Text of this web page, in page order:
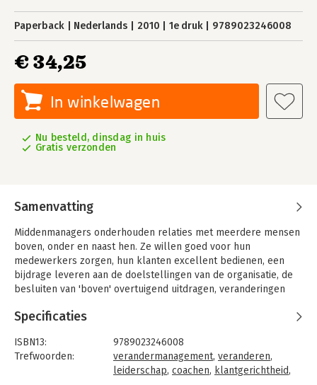
Paperback Nederlands 2010 1e druk 9789023246008
€ 34,25
In winkelwagen
Nu besteld, dinsdag in huis
Gratis verzonden
Samenvatting
Middenmanagers onderhouden relaties met meerdere mensen
boven, onder en naast hen. Ze willen goed voor hun
medewerkers zorgen, hun klanten excellent bedienen, een
bijdrage leveren aan de doelstellingen van de organisatie, de
besluiten van 'boven' overtuigend uitdragen, veranderingen
middenmanagers en tegelijk zorgen dat ze zelf plezier houden
zich niet over de kop werken. Soms wijzen al die belangen in
dezelfde richting, vaak niet. Veel middenmanagers zal dan ook
regelmatig het gevoel bekruipen dat ze moeten 'jongleren
Specificaties
ISBN13:
9789023246008
Trefwoorden:
verandermanagement, veranderen,
leiderschap, coachen, klantgerichtheid,